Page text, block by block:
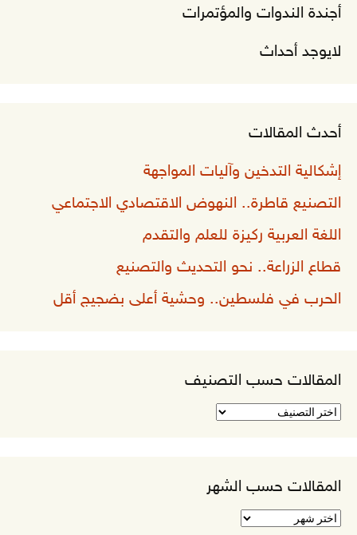
أجندة الندوات والمؤتمرات
لايوجد أحداث
أحدث المقالات
إشكالية التدخين وآليات المواجهة
التصنيع قاطرة.. النهوض الاقتصادي الاجتماعي
اللغة العربية ركيزة للعلم والتقدم
قطاع الزراعة.. نحو التحديث والتصنيع
الحرب في فلسطين.. وحشية أعلى بضجيج أقل
المقالات حسب التصنيف
المقالات
المقالات حسب الشهر
المقالات